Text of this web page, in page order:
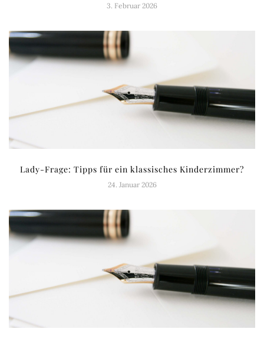
3. Februar 2026
Lady-Frage: Tipps für ein klassisches Kinderzimmer?
24. Januar 2026